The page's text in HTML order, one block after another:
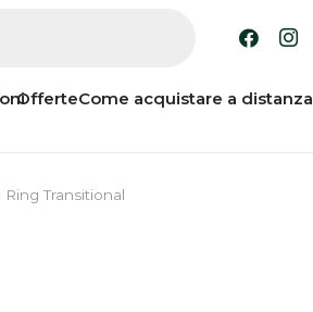
OfferteCome acquistare a distanza
Transitional